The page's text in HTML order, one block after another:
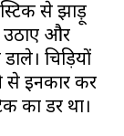
से झाड़ू
और
चिड़ियों
से इनकार कर
का डर था।